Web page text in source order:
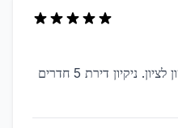
מרוצים מאוד מהשירות בראשון לציון. ניקיון דירת 5 חדרים